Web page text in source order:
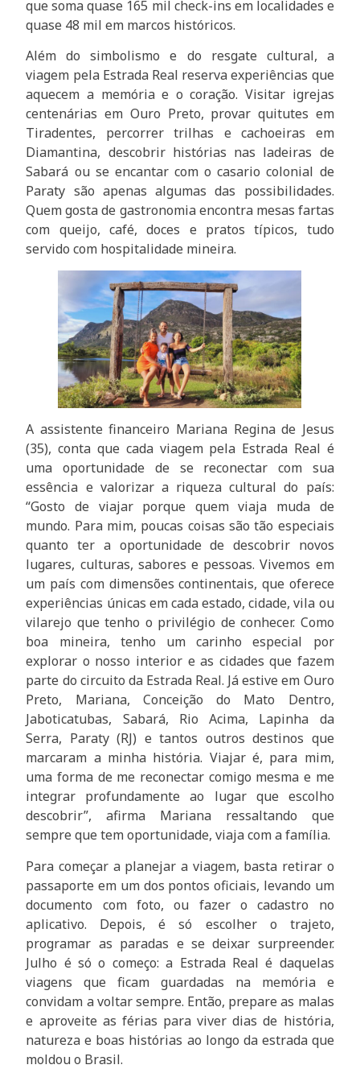
que soma quase 165 mil check-ins em localidades e
quase 48 mil em marcos históricos.
Além do simbolismo e do resgate cultural, a
viagem pela Estrada Real reserva experiências que
aquecem a memória e o coração. Visitar igrejas
centenárias em Ouro Preto, provar quitutes em
Tiradentes, percorrer trilhas e cachoeiras em
Diamantina, descobrir histórias nas ladeiras de
Sabará ou se encantar com o casario colonial de
Paraty são apenas algumas das possibilidades.
Quem gosta de gastronomia encontra mesas fartas
com queijo, café, doces e pratos típicos, tudo
servido com hospitalidade mineira.
A assistente financeiro Mariana Regina de Jesus
(35), conta que cada viagem pela Estrada Real é
uma oportunidade de se reconectar com sua
essência e valorizar a riqueza cultural do país:
“Gosto de viajar porque quem viaja muda de
mundo. Para mim, poucas coisas são tão especiais
quanto ter a oportunidade de descobrir novos
lugares, culturas, sabores e pessoas. Vivemos em
um país com dimensões continentais, que oferece
experiências únicas em cada estado, cidade, vila ou
vilarejo que tenho o privilégio de conhecer. Como
boa mineira, tenho um carinho especial por
explorar o nosso interior e as cidades que fazem
parte do circuito da Estrada Real. Já estive em Ouro
Preto, Mariana, Conceição do Mato Dentro,
Jaboticatubas, Sabará, Rio Acima, Lapinha da
Serra, Paraty (RJ) e tantos outros destinos que
marcaram a minha história. Viajar é, para mim,
uma forma de me reconectar comigo mesma e me
integrar profundamente ao lugar que escolho
descobrir”, afirma Mariana ressaltando que
sempre que tem oportunidade, viaja com a família.
Para começar a planejar a viagem, basta retirar o
passaporte em um dos pontos oficiais, levando um
documento com foto, ou fazer o cadastro no
aplicativo. Depois, é só escolher o trajeto,
programar as paradas e se deixar surpreender.
Julho é só o começo: a Estrada Real é daquelas
viagens que ficam guardadas na memória e
convidam a voltar sempre. Então, prepare as malas
e aproveite as férias para viver dias de história,
natureza e boas histórias ao longo da estrada que
moldou o Brasil.